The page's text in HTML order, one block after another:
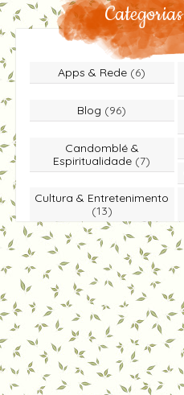
Categorias
Apps & Rede (6)
Blog (96)
Candomblé &
Espiritualidade (7)
Cultura & Entretenimento
(13)
Dicas & Você Sabia
(49)
Entrevista
(1)
Eventos & Passeios
(25)
Notícias & Economia (4)
Viagens & Lazer (5)